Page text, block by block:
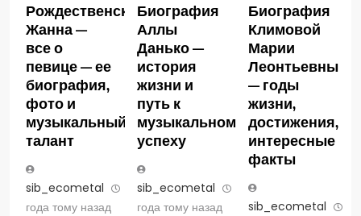
Рождественская
Жанна —
все о
певице — ее
биография,
фото и
музыкальный
талант
sib_ecometal
года тому назад
Биография
Аллы
Данько —
история
жизни и
путь к
музыкальному
успеху
sib_ecometal
года тому назад
Биография
Климовой
Марии
Леонтьевны
— годы
жизни,
достижения,
интересные
факты
sib_ecometal